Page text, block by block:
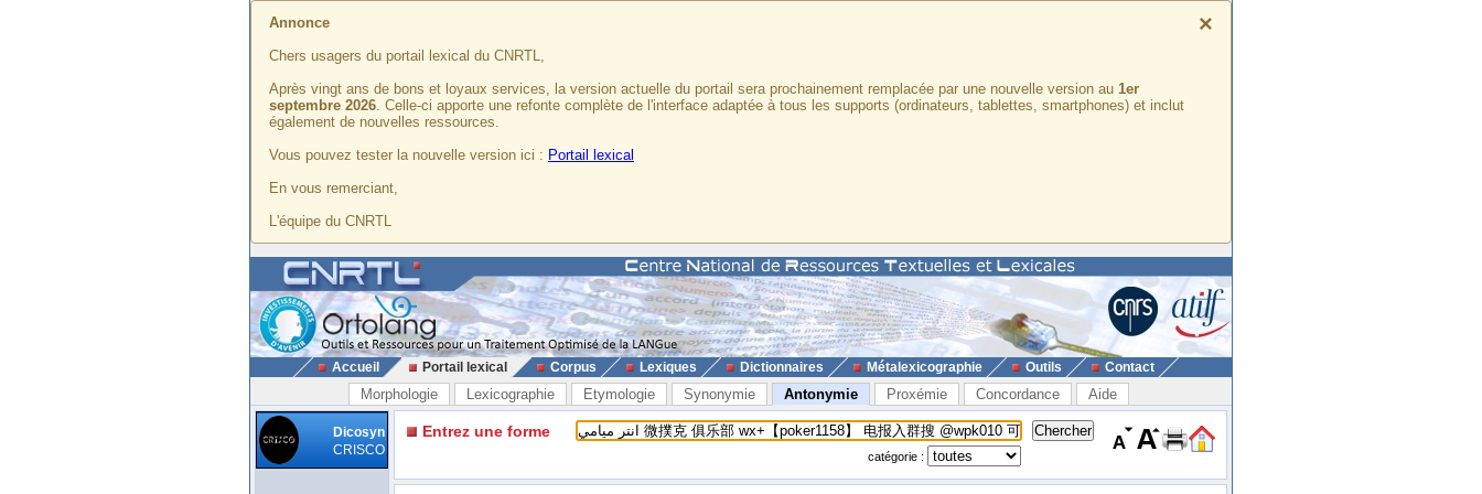
×
Annonce
Chers usagers du portail lexical du CNRTL,
Après vingt ans de bons et loyaux services, la version actuelle du portail sera prochainement remplacée par une nouvelle version au 1er
septembre 2026. Celle-ci apporte une refonte complète de l'interface adaptée à tous les supports (ordinateurs, tablettes, smartphones) et inclut
également de nouvelles ressources.
Vous pouvez tester la nouvelle version ici : Portail lexical
En vous remerciant,
L'équipe du CNRTL
Accueil Portail lexical Corpus Lexiques Dictionnaires Métalexicographie Outils Contact
Morphologie Lexicographie Etymologie Synonymie Antonymie Proxémie Concordance Aide
Dicosyn
CRISCO
Entrez une forme
catégorie :